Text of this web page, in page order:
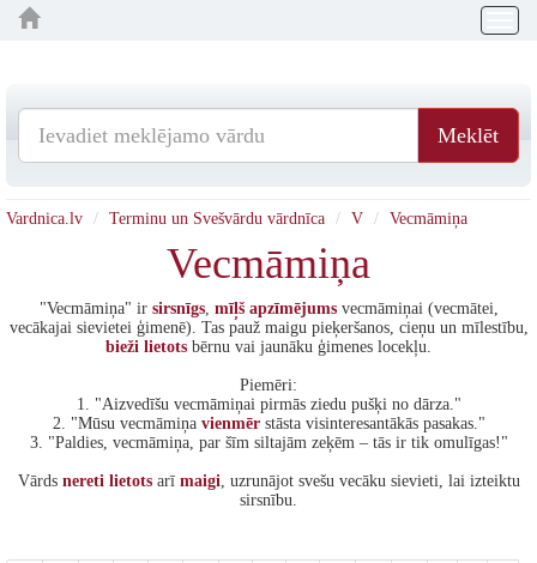
Meklēt
Vardnica.lv Terminu un Svešvārdu vārdnīca V Vecmāmiņa
Vecmāmiņa
"Vecmāmiņa" ir sirsnīgs, mīļš apzīmējumsvecmāmiņai (vecmātei,
vecākajai sievietei ģimenē). Tas pauž maigu pieķeršanos, cieņu un mīlestību,
bieži lietots bērnu vai jaunāku ģimenes locekļu.
Piemēri:
1. "Aizvedīšu vecmāmiņai pirmās ziedu pušķi no dārza."
2. "Mūsu vecmāmiņa vienmērstāsta visinteresantākās pasakas."
3. "Paldies, vecmāmiņa, par šīm siltajām zeķēm – tās ir tik omulīgas!"
Vārds nereti lietotsarī maigi, uzrunājot svešu vecāku sievieti, lai izteiktu
sirsnību.